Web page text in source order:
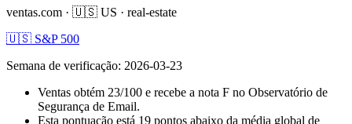
ventas.com · 🇺🇸 US · real-estate
🇺🇸 S&P 500
Semana de verificação: 2026-03-23
Ventas obtém 23/100 e recebe a nota F no Observatório de
Segurança de Email.
Esta pontuação está 19 pontos abaixo da média global de